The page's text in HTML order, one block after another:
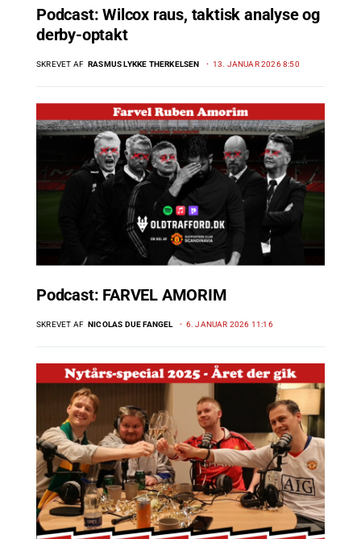
Podcast: Wilcox raus, taktisk analyse og
derby-optakt
SKREVET AF RASMUS LYKKE THERKELSEN 13. JANUAR 2026 8:50
Podcast: FARVEL AMORIM
SKREVET AF NICOLAS DUE FANGEL 6. JANUAR 2026 11:16